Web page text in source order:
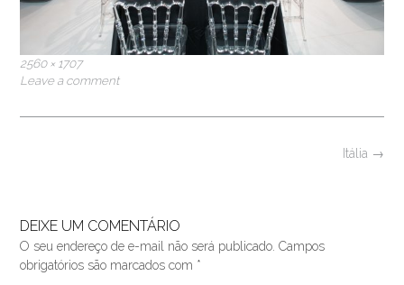
Full
size
2560 × 1707
Leave a comment
Itália →
DEIXE UM COMENTÁRIO
O seu endereço de e-mail não será publicado. Campos
obrigatórios são marcados com *